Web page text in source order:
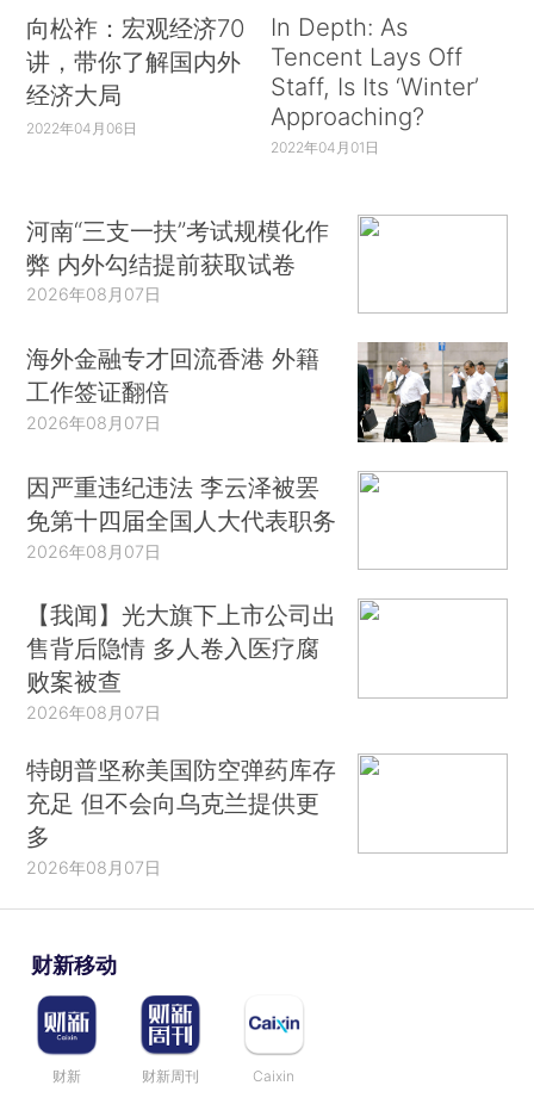
向松祚：宏观经济70
讲，带你了解国内外
经济大局
2022年04月06日
In Depth: As
Tencent Lays Off
Staff, Is Its ‘Winter’
Approaching?
2022年04月01日
河南“三支一扶”考试规模化作
弊 内外勾结提前获取试卷
2026年08月07日
海外金融专才回流香港 外籍
工作签证翻倍
2026年08月07日
因严重违纪违法 李云泽被罢
免第十四届全国人大代表职务
2026年08月07日
【我闻】光大旗下上市公司出
售背后隐情 多人卷入医疗腐
败案被查
2026年08月07日
特朗普坚称美国防空弹药库存
充足 但不会向乌克兰提供更
多
2026年08月07日
财新移动
财新 财新周刊 Caixin